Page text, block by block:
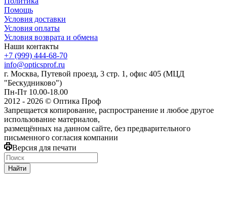
Помощь
Условия доставки
Условия оплаты
Условия возврата и обмена
Наши контакты
+7 (999) 444-68-70
info@opticsprof.ru
г. Москва, Путевой проезд, 3 стр. 1, офис 405 (МЦД
"Бескудниково")
Пн-Пт 10.00-18.00
2012 - 2026 © Оптика Проф
Запрещается копирование, распространение и любое другое
использование материалов,
размещённых на данном сайте, без предварительного
письменного согласия компании
Версия для печати
Найти